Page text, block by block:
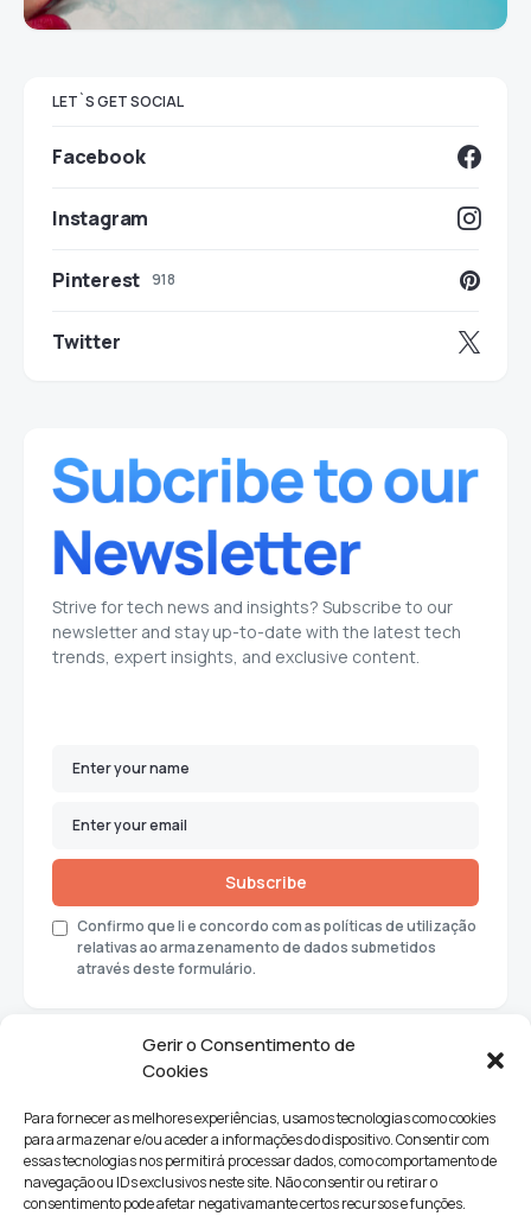
Gerir o Consentimento de
Cookies
Para fornecer as melhores experiências, usamos tecnologias como cookies
para armazenar e/ou aceder a informações do dispositivo. Consentir com
essas tecnologias nos permitirá processar dados, como comportamento de
navegação ou IDs exclusivos neste site. Não consentir ou retirar o
consentimento pode afetar negativamante certos recursos e funções.
LET`S GET SOCIAL
Facebook
Instagram
Pinterest 918
Twitter
Strive for tech news and insights? Subscribe to our
newsletter and stay up-to-date with the latest tech
trends, expert insights, and exclusive content.
Subscribe
Confirmo que li e concordo com as políticas de utilização
relativas ao armazenamento de dados submetidos
através deste formulário.